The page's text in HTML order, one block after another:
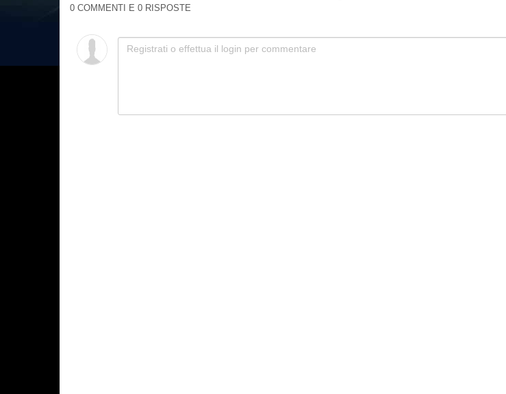
0 COMMENTI E 0 RISPOSTE